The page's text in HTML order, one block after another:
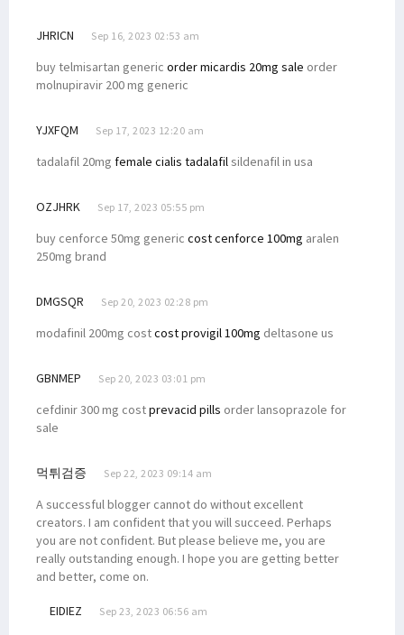
JHRICN Sep 16, 2023 02:53 am
buy telmisartan generic order micardis 20mg sale order
molnupiravir 200 mg generic
YJXFQM Sep 17, 2023 12:20 am
tadalafil 20mg female cialis tadalafilsildenafil in usa
OZJHRK Sep 17, 2023 05:55 pm
buy cenforce 50mg generic cost cenforce 100mg aralen
250mg brand
DMGSQR Sep 20, 2023 02:28 pm
modafinil 200mg costcost provigil 100mg deltasone us
GBNMEP Sep 20, 2023 03:01 pm
cefdinir 300 mg costprevacid pills order lansoprazole for
sale
먹튀검증 Sep 22, 2023 09:14 am
A successful blogger cannot do without excellent
creators. I am confident that you will succeed. Perhaps
you are not confident. But please believe me, you are
really outstanding enough. I hope you are getting better
and better, come on.
EIDIEZ Sep 23, 2023 06:56 am